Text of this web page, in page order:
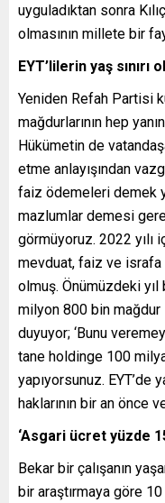
uyguladıktan sonra
olmasının millete bir
EYT’lilerin yaş
Yeniden Refah Partisi
mağdurlarının hep
Hükümetin de
etme anlayışından
faiz ödemeleri demek
mazlumlar demesi
görmüyoruz. 2022 yılı
mevduat, faiz ve israfa
olmuş. Önümüzdeki
milyon 800 bin mağdur
duyuyor; ‘Bunu
tane holdinge 100
yapıyorsunuz. EYT’de
haklarının bir an önce
‘Asgari ücret yüzde
Bekar bir çalışanın
bir araştırmaya göre